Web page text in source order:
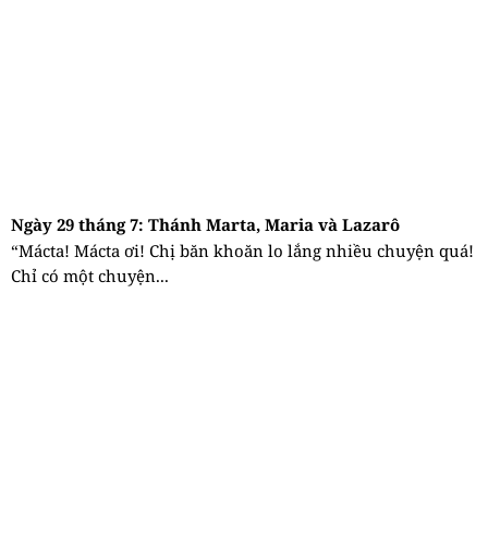
Ngày 29 tháng 7: Thánh Marta, Maria và Lazarô
“Mácta! Mácta ơi! Chị băn khoăn lo lắng nhiều chuyện quá!
Chỉ có một chuyện...